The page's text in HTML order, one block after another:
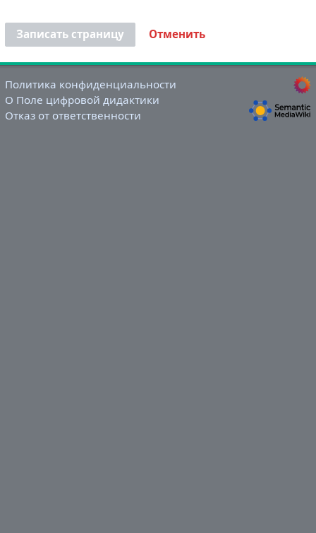
Записать страницу Отменить
Политика конфиденциальности
О Поле цифровой дидактики
Отказ от ответственности